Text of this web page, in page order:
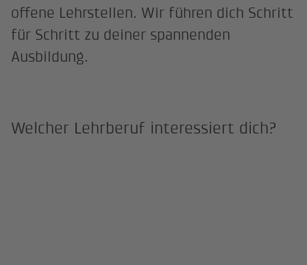
offene Lehrstellen. Wir führen dich Schritt
für Schritt zu deiner spannenden
Ausbildung.
Welcher Lehrberuf interessiert dich?